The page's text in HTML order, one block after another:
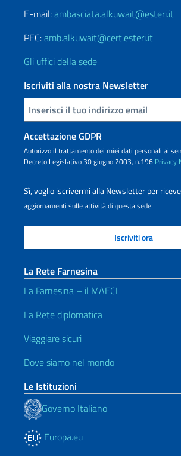
E-mail:ambasciata.alkuwait@esteri.it
PEC:amb.alkuwait@cert.esteri.it
Gli uffici della sede
Iscriviti alla nostra Newsletter
Inserisci la tua email
Accettazione GDPR
Autorizzo il trattamento dei miei dati personali ai
Decreto Legislativo 30 giugno 2003, n.196 Privacy
Sì, voglio iscrivermi alla Newsletter per
aggiornamenti sulle attività di questa sede
La Rete Farnesina
La Farnesina – il MAECI
La Rete diplomatica
Viaggiare sicuri
Dove siamo nel mondo
Le Istituzioni
Governo Italiano
Europa.eu